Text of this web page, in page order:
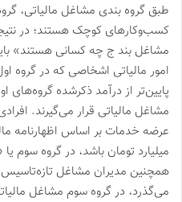
طبق گروه بندی مشاغل مالیاتی،
کسب‌و‌کارهای کوچک هستند؛ در
مشاغل بند ج چه کسانی هستند»
امور مالیاتی اشخاصی که در گروه
پایین‌تر از درآمد ذکرشده
مشاغل مالیاتی قرار می‌گیرند.
میلیارد تومان باشد، در گروه سوم
می‌گذرد، در گروه سوم مشاغل